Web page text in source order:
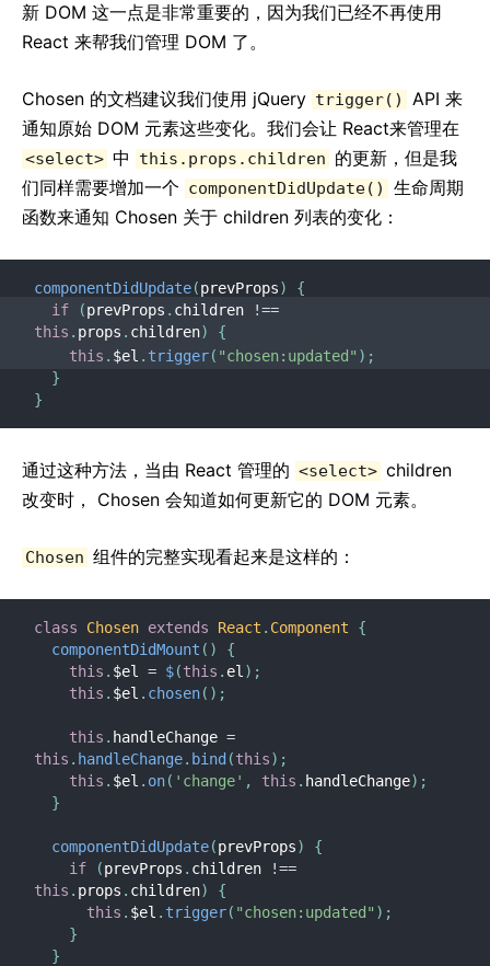
新 DOM 这一点是非常重要的，因为我们已经不再使用
React 来帮我们管理 DOM 了。
Chosen 的文档建议我们使用 jQuery trigger()
API 来
通知原始 DOM 元素这些变化。我们会让 React来管理在
<select> 中 this.props.children 的更新，但是我
们同样需要增加一个 componentDidUpdate()
生命周期
函数来通知 Chosen 关于 children 列表的变化：
componentDidUpdate(prevProps)
{
if
(prevProps . children
!==
this . props . children)
{
this . $el . trigger( "chosen:updated" ) ;
}
}
通过这种方法，当由 React 管理的 <select> children
改变时， Chosen 会知道如何更新它的 DOM 元素。
Chosen 组件的完整实现看起来是这样的：
class Chosen extends React . Component
{
componentDidMount ( )
{
this . $el = $(this . el ) ;
this . $el . chosen( ) ;
this . handleChange =
this . handleChange. bind (this) ;
this . $el . on( 'change' , this . handleChange) ;
}
componentDidUpdate(prevProps)
{
if
(prevProps . children
!==
this . props . children)
{
this . $el . trigger( "chosen:updated" ) ;
}
}